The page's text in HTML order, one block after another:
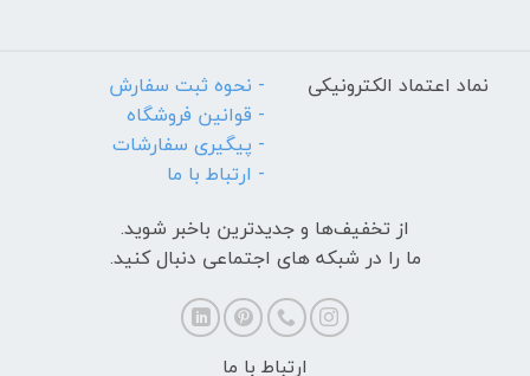
نماد اعتماد الکترونیکی
- نحوه ثبت سفارش
- قوانین فروشگاه
- پیگیری سفارشات
- ارتباط با ما
از تخفیف‌ها و جدیدترین‌ باخبر شوید.
ما را در شبکه های اجتماعی دنبال کنید.
ارتباط با ما